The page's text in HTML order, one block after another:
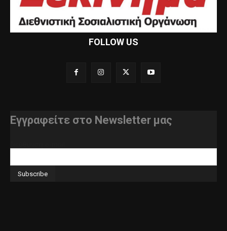
FOLLOW US
Εγγραφείτε στο Newsletter μας